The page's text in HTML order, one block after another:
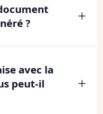
?
avec la
peut-il